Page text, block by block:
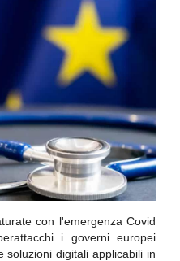
con l'emergenza Covid
i governi europei
soluzioni digitali applicabili in